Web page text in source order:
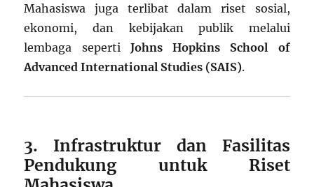
Mahasiswa juga terlibat dalam riset sosial,
ekonomi, dan kebijakan publik melalui
lembaga seperti Johns Hopkins School of
Advanced International Studies (SAIS).
3. Infrastruktur dan Fasilitas
Pendukung untuk Riset